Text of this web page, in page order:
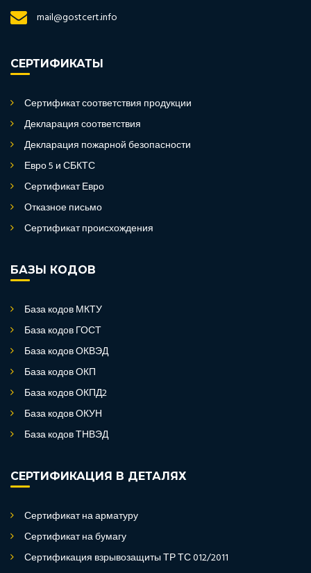
mail@gostcert.info
СЕРТИФИКАТЫ
Сертификат соответствия продукции
Декларация соответствия
Декларация пожарной безопасности
Евро 5 и СБКТС
Сертификат Евро
Отказное письмо
Сертификат происхождения
БАЗЫ КОДОВ
База кодов МКТУ
База кодов ГОСТ
База кодов ОКВЭД
База кодов ОКП
База кодов ОКПД2
База кодов ОКУН
База кодов ТНВЭД
СЕРТИФИКАЦИЯ В ДЕТАЛЯХ
Сертификат на арматуру
Сертификат на бумагу
Сертификация взрывозащиты ТР ТС 012/2011